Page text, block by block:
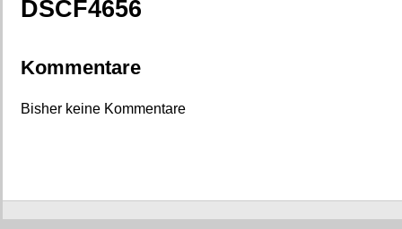
DSCF4656
Kommentare
Bisher keine Kommentare